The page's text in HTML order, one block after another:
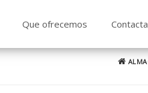
Que ofrecemos